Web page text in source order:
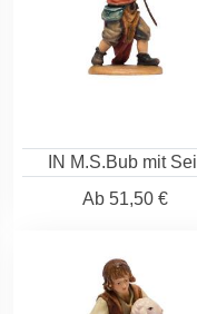
IN M.S.Bub mit Seil
Ab51,50 €